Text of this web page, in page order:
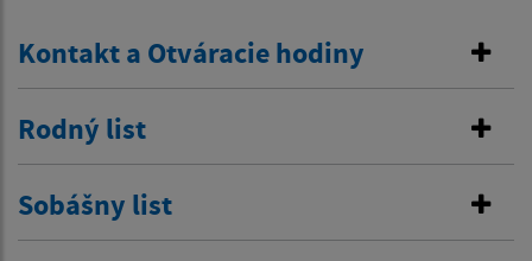
Kontakt a Otváracie hodiny
Rodný list
Sobášny list